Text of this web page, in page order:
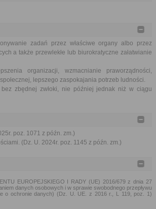
zadań przez właściwe organy albo przez
a także przewlekłe lub biurokratyczne załatwianie
organizacji, wzmacnianie praworządności,
lepszego zaspokajania potrzeb ludności.
zbędnej zwłoki, nie później jednak niż w ciągu
poz. 1071 z późn. zm.)
(Dz. U. 2024r. poz. 1145 z późn. zm.)
EUROPEJSKIEGO I RADY (UE) 2016/679 z dnia 27
danych osobowych i w sprawie swobodnego przepływu
o ochronie danych) (Dz. U. UE. z 2016 r., L 119, poz. 1)